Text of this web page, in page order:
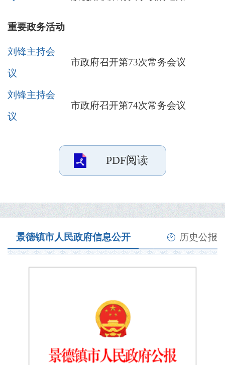
重要政务活动
刘锋主持会
议
市政府召开第73次常务会议
刘锋主持会
议
市政府召开第74次常务会议
PDF阅读
景德镇市人民政府信息公开 历史公报